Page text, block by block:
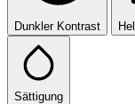
Dunkler Kontrast
Sättigung